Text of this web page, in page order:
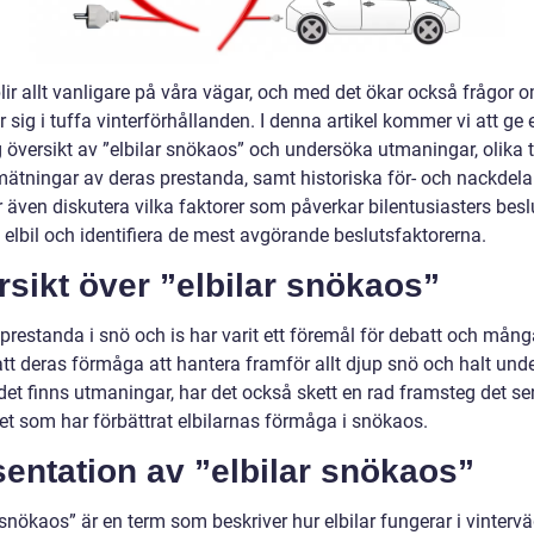
allt vanligare på våra vägar, och med det ökar också frågor
sig i tuffa vinterförhållanden. I denna artikel kommer vi att ge
översikt av ”elbilar snökaos” och undersöka utmaningar, olika
av deras prestanda, samt historiska för- och
även diskutera vilka faktorer som påverkar bilentusiasters
elbil och identifiera de mest avgörande beslutsfaktorerna.
över ”elbilar snökaos”
i snö och is har varit ett föremål för debatt och
deras förmåga att hantera framför allt djup snö och halt
finns utmaningar, har det också skett en rad framsteg det
som har förbättrat elbilarnas förmåga i snökaos.
av ”elbilar snökaos”
är en term som beskriver hur elbilar fungerar i